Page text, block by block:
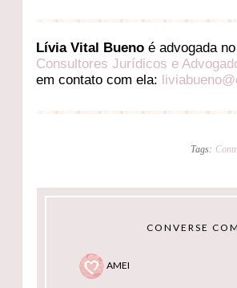
Lívia Vital Bueno é advogada
Consultores Jurídicos e
em contato com ela:
Tags:
CONVERSE
AMEI